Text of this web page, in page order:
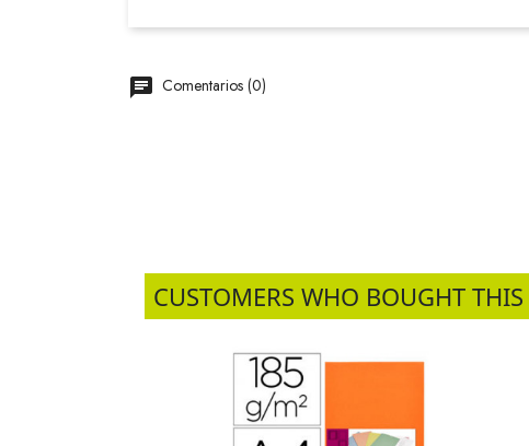
Comentarios (0)
CUSTOMERS WHO BOUGHT THIS